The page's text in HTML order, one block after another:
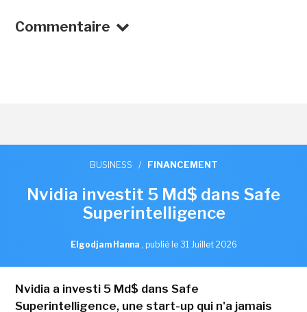
Commentaire
BUSINESS / FINANCEMENT
Nvidia investit 5 Md$ dans Safe
Superintelligence
Elgodjam Hanna , publié le 31 Juillet 2026
Nvidia a investi 5 Md$ dans Safe
Superintelligence, une start-up qui n'a jamais